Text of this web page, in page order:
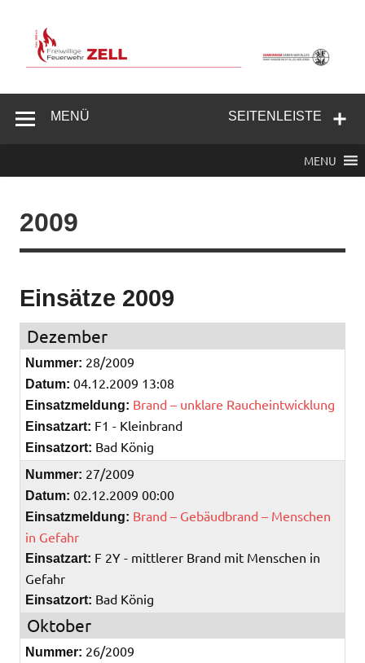
springen
Feuerwehr
SEITENLEISTE
MENÜ
MENU
2009
Einsätze 2009
Dezember
Nummer: 28/2009
Datum: 04.12.2009 13:08
Einsatzmeldung: Brand – unklare Raucheintwicklung
Einsatzart: F1 - Kleinbrand
Einsatzort: Bad König
Nummer: 27/2009
Datum: 02.12.2009 00:00
Einsatzmeldung: Brand – Gebäudbrand – Menschen
in Gefahr
Einsatzart: F 2Y - mittlerer Brand mit Menschen in
Gefahr
Einsatzort: Bad König
Oktober
Nummer: 26/2009